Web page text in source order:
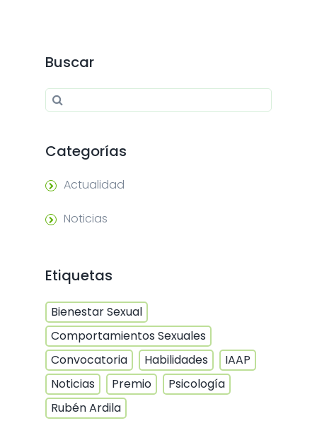
Buscar
Search for:
Categorías
Actualidad
Noticias
Etiquetas
Bienestar Sexual
Comportamientos Sexuales
Convocatoria
Habilidades
IAAP
Noticias
Premio
Psicología
Rubén Ardila